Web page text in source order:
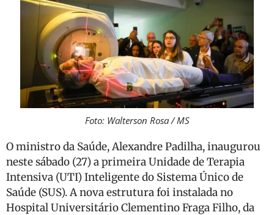
Foto: Walterson Rosa / MS
O ministro da Saúde, Alexandre Padilha, inaugurou
neste sábado (27) a primeira Unidade de Terapia
Intensiva (UTI) Inteligente do Sistema Único de
Saúde (SUS). A nova estrutura foi instalada no
Hospital Universitário Clementino Fraga Filho, da